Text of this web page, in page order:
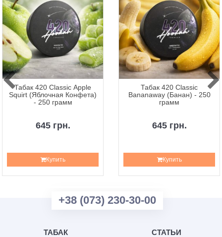
Табак 420 Classic Apple
Squirt (Яблочная Конфета)
- 250 грамм
645 грн.
Купить
Табак 420 Classic
Bananaway (Банан) - 250
грамм
645 грн.
Купить
+38 (073) 230-30-00
ТАБАК
СТАТЬИ